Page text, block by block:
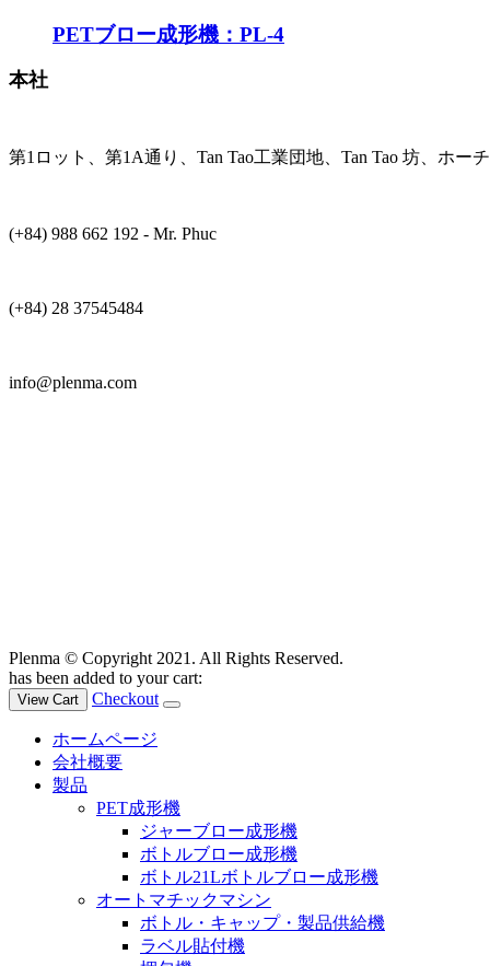
PETブロー成形機：PL-4
本社
第1ロット、第1A通り、Tan Tao工業団地、Tan Tao 坊、ホー
(+84) 988 662 192 - Mr. Phuc
(+84) 28 37545484
info@plenma.com
Plenma © Copyright 2021. All Rights Reserved.
has been added to your cart:
View Cart Checkout
ホームページ
会社概要
製品
PET成形機
ジャーブロー成形機
ボトルブロー成形機
ボトル21Lボトルブロー成形機
オートマチックマシン
ボトル・キャップ・製品供給機
ラベル貼付機